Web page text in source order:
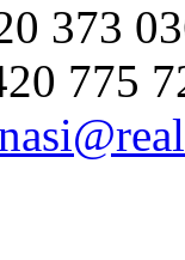
373
775